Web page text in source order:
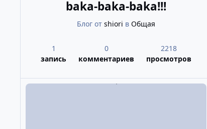
baka-baka-baka!!!
Блог от shiоri в Общая
1
запись
0
комментариев
2218
просмотров